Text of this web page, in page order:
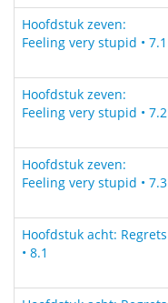
Hoofdstuk zeven:
Feeling very stupid • 7.1
Hoofdstuk zeven:
Feeling very stupid • 7.2
Hoofdstuk zeven:
Feeling very stupid • 7.3
Hoofdstuk acht: Regrets
• 8.1